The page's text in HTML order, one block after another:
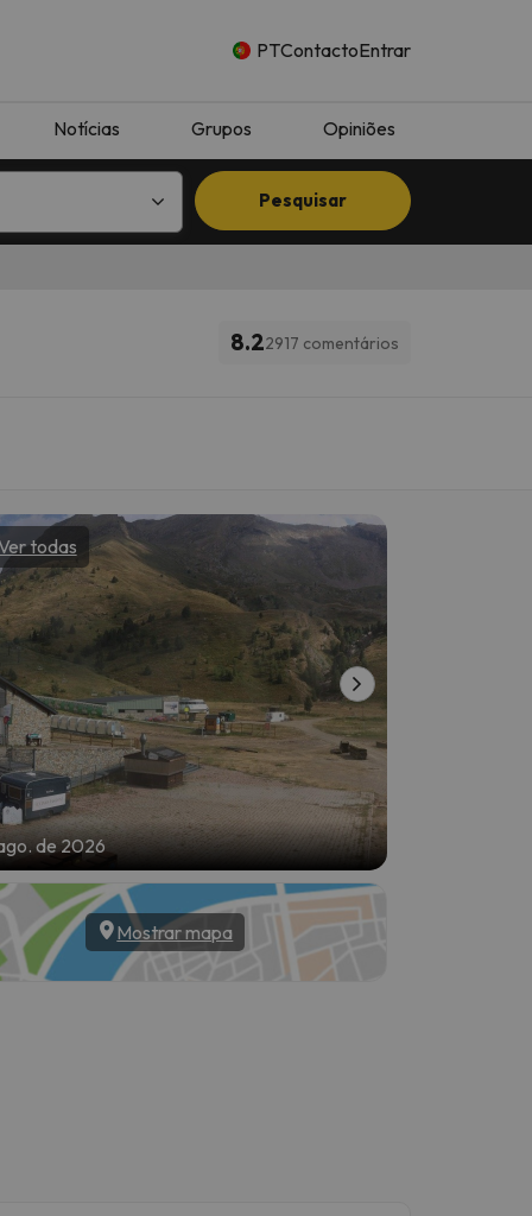
PTContactoEntrar
Notícias Grupos Opiniões
Pesquisar
8.22917 comentários
todas
de 2026
Mostrar mapa